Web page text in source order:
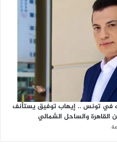
في تونس .. إيهاب توفيق يستأنف
القاهرة والساحل الشمالي